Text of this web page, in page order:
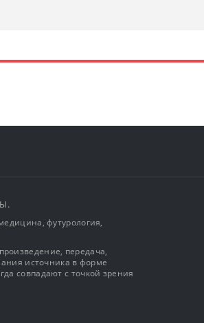
футурология,
передача,
источника в форме
совпадают с точкой зрения